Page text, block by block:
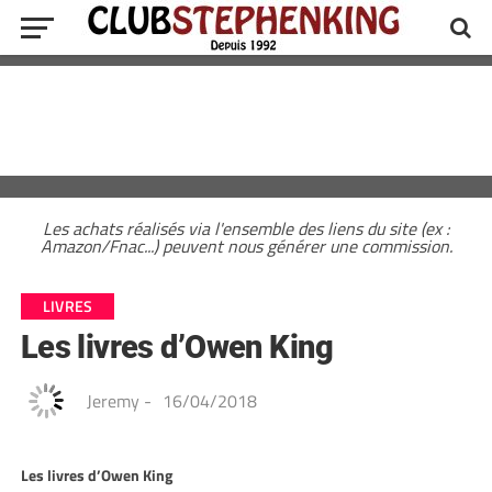
Les achats réalisés via l'ensemble des liens du site (ex :
Amazon/Fnac...) peuvent nous générer une commission.
LIVRES
Les livres d’Owen King
Jeremy - 16/04/2018
Les livres d’Owen King